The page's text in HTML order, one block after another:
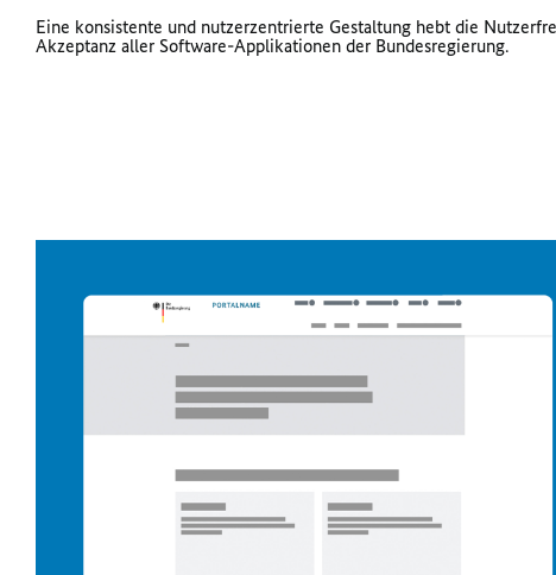
Eine konsistente und nutzerzentrierte Gestaltung hebt die
Akzeptanz aller Software-Applikationen der Bundesregierung.